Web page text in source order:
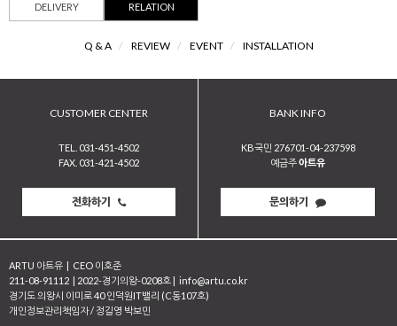
DELIVERY RELATION
Q & A / REVIEW / EVENT / INSTALLATION
CUSTOMER CENTER
TEL. 031-451-4502
FAX. 031-421-4502
전화하기
BANK INFO
KB국민 276701-04-237598
예금주아트유
문의하기
ARTU 아트유
CEO 이호준
211-08-91112
2022-경기의왕-0208호
info@artu.co.kr
경기도 의왕시 이미로 40 인덕원IT밸리 (C동107호)
개인정보관리책임자 / 정길영 박보민